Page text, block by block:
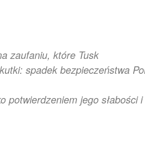
zaufaniu, które Tusk
spadek bezpieczeństwa
potwierdzeniem jego słabości i